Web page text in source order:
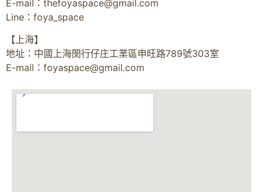
E-mail： thefoyaspace@gmail.com
Line：foya_space
【上海】
地址：中國上海閔行仔庄工業區申旺路789號303室
E-mail： foyaspace@gmail.com